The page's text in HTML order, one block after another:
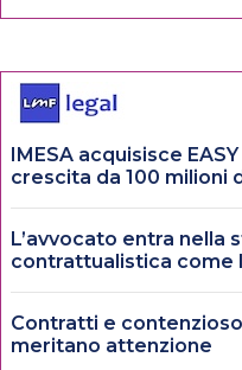
IMESA acquisisce
crescita da 100 milioni
L’avvocato entra nella
contrattualistica come
Contratti e
meritano attenzione